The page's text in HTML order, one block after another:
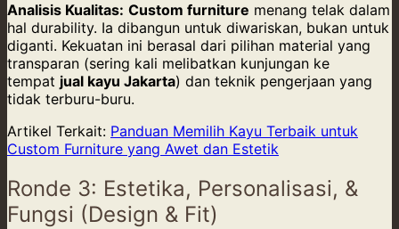
Analisis Kualitas: Custom furniture menang telak dalam
hal durability. Ia dibangun untuk diwariskan, bukan untuk
diganti. Kekuatan ini berasal dari pilihan material yang
transparan (sering kali melibatkan kunjungan ke
tempat jual kayu Jakarta) dan teknik pengerjaan yang
tidak terburu-buru.
Artikel Terkait: Panduan Memilih Kayu Terbaik untuk
Custom Furniture yang Awet dan Estetik
Ronde 3: Estetika, Personalisasi, &
Fungsi (Design & Fit)